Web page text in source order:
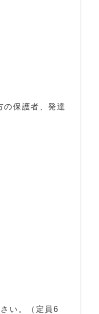
の保護者、発達
い。（定員6